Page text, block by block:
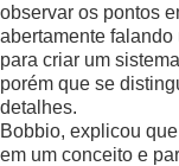
observar os pontos
abertamente
para criar um
porém que se
detalhes.
Bobbio, explicou
em um conceito e